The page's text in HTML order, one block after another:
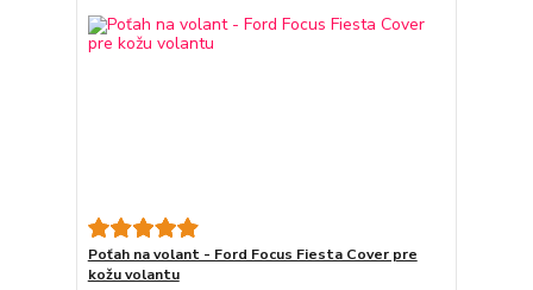
Poťah na volant - Ford Focus Fiesta Cover pre
kožu volantu